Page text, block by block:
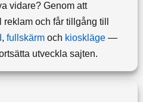
vidare? Genom att
och får tillgång till
, fullskärmoch kioskläge—
utveckla sajten.